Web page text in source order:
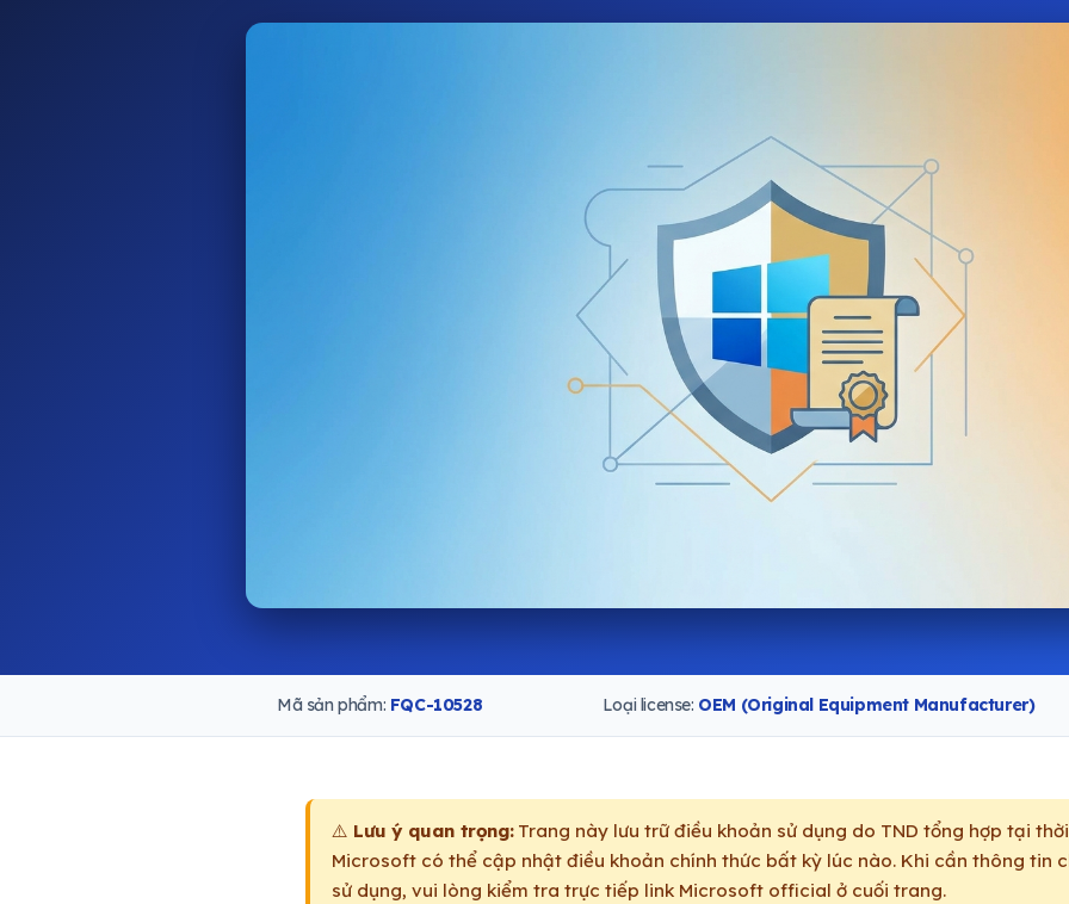
Mã sản phẩm: FQC-10528 Loại license: OEM (Original Equipment Manufacturer)
⚠️ Lưu ý quan trọng:Trang này lưu trữ điều khoản sử dụng do TND tổng hợp tại
Microsoft có thể cập nhật điều khoản chính thức bất kỳ lúc nào. Khi cần thông tin
sử dụng, vui lòng kiểm tra trực tiếp link Microsoft official ở cuối trang.